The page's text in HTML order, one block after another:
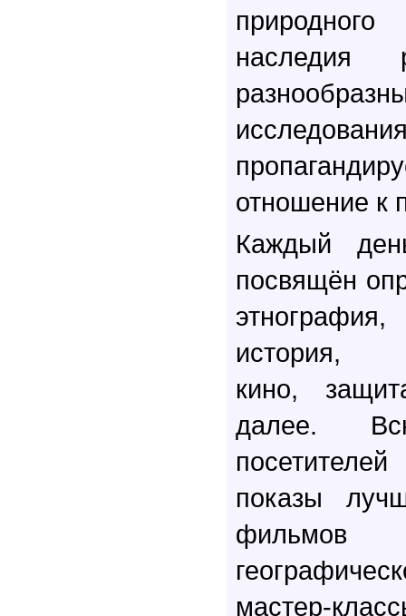
наследия
отношение к
Каждый
посвящён
этнография,
история,
кино,
далее.
показы
мастер-